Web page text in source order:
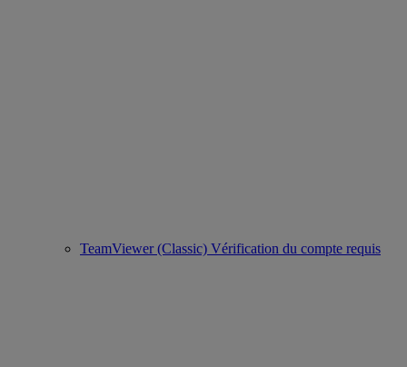
TeamViewer (Classic) Vérification du compte requis